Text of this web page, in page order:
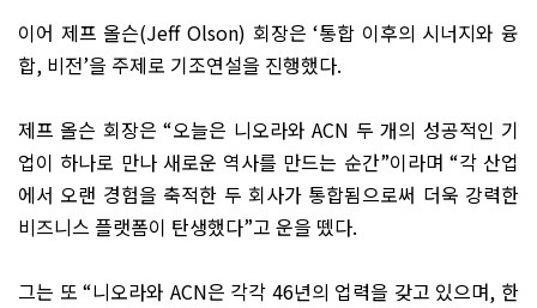
이어 제프 올슨(Jeff Olson) 회장은‘통합 이후의 시너지와 융
합, 비전’을 주제로 기조연설을 진행했다.
제프 올슨 회장은“오늘은 니오라와ACN 두 개의 성공적인 기
업이 하나로 만나 새로운 역사를 만드는 순간”이라며 “각 산업
에서 오랜 경험을 축적한 두 회사가 통합됨으로써 더욱 강력한
비즈니스 플랫폼이 탄생했다”고 운을 뗐다.
그는 또“니오라와 ACN은 각각 46년의 업력을 갖고 있으며, 한